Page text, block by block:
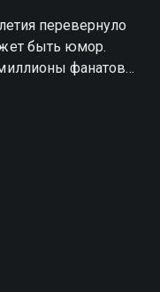
перевернуло
быть юмор.
фанатов
острые темы,
умеют
Включай —
смешно!
в хорошем
Comedy Club вы